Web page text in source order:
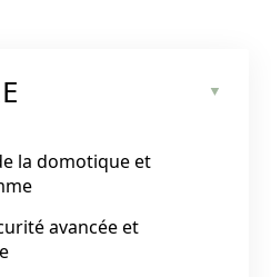
la domotique et
avancée et